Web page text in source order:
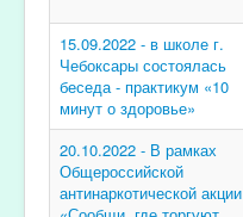
15.09.2022 - в школе г.
Чебоксары состоялась
беседа - практикум «10
минут о здоровье»
20.10.2022 - В рамках
Общероссийской
антинаркотической акции